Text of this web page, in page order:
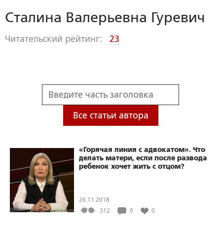
Сталина Валерьевна Гуревич
Читательский рейтинг: 23
Все статьи автора
«Горячая линия с адвокатом». Что
делать матери, если после развода
ребенок хочет жить с отцом?
26.11.2018
312
0 0